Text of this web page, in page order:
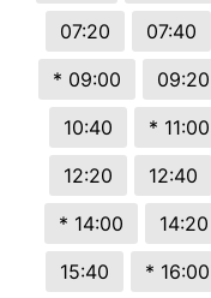
07:20
07:40
* 09:00
09:20
10:40
* 11:00
12:20
12:40
* 14:00
14:20
15:40
* 16:00